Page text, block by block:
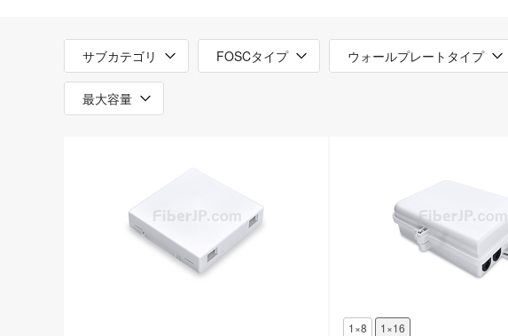
サブカテゴリ FOSCタイプ ウォールプレートタイプ
最大容量
1×8 1×16